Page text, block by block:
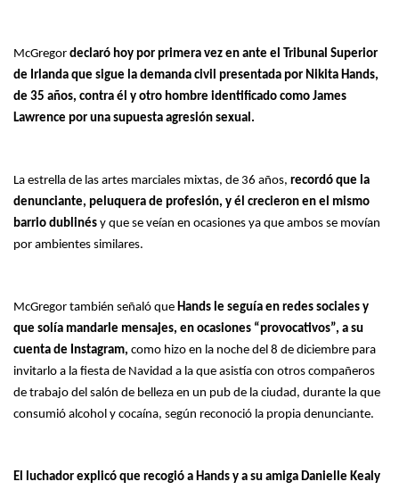
McGregor declaró hoy por primera vez en ante el Tribunal Superior
de Irlanda que sigue la demanda civil presentada por Nikita Hands,
de 35 años, contra él y otro hombre identificado como James
Lawrence por una supuesta agresión sexual.
La estrella de las artes marciales mixtas, de 36 años, recordó que la
denunciante, peluquera de profesión, y él crecieron en el mismo
barrio dublinés y que se veían en ocasiones ya que ambos se movían
por ambientes similares.
McGregor también señaló que Hands le seguía en redes sociales y
que solía mandarle mensajes, en ocasiones “provocativos”, a su
cuenta de Instagram, como hizo en la noche del 8 de diciembre para
invitarlo a la fiesta de Navidad a la que asistía con otros compañeros
de trabajo del salón de belleza en un pub de la ciudad, durante la que
consumió alcohol y cocaína, según reconoció la propia denunciante.
El luchador explicó que recogió a Hands y a su amiga Danielle Kealy